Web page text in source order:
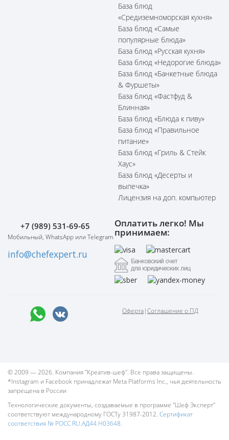
База блюд
«Средиземноморская кухня»
База блюд «Самые
популярные блюда»
База блюд «Русская кухня»
База блюд «Недорогие блюда»
База блюд «Банкетные блюда
& Фуршеты»
База блюд «Фастфуд &
Блинная»
База блюд «Блюда к пиву»
База блюд «Правильное
питание»
База блюд «Гриль & Стейк
Хаус»
База блюд «Десерты и
выпечка»
Лицензия на доп. компьютер
+7 (989) 531-69-65
Мобильный, WhatsApp или Telegram
info@chefexpert.ru
Оплатить легко! Мы
принимаем:
Оферта|Соглашение о ПД
© 2009 — 2026. Компания "Креатив-шеф". Все права защищены.
*Instagram и Facebook принадлежат Meta Platforms Inc., чья деятельность
запрещена в России
Технологические документы, создаваемые в программе "Шеф Эксперт"
соответствуют международному ГОСТу 31987-2012. Сертификат
соответствия № РОСС RU.АД44.Н03648.